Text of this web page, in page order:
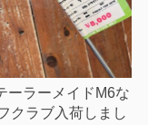
ーラーメイドM6な
クラブ入荷しまし